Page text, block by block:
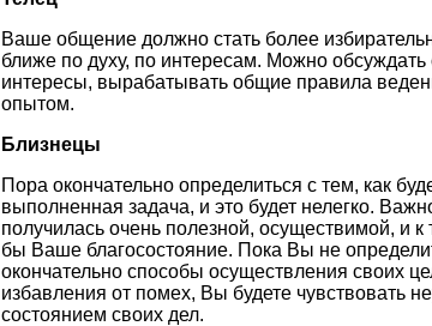
Ваше общение должно стать более
ближе по духу, по интересам. Можно
интересы, вырабатывать общие правила
опытом.
Близнецы
Пора окончательно определиться с тем, как
выполненная задача, и это будет нелегко.
получилась очень полезной, осуществимой, и к
бы Ваше благосостояние. Пока Вы не
окончательно способы осуществления своих
избавления от помех, Вы будете чувствовать
состоянием своих дел.